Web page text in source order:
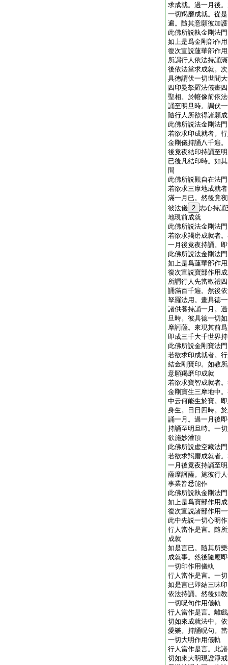
求成就。過一月後
一切羯磨成就。從
遍。隨其意願彼加
此佛所説執金剛法門
如上是爲金剛部作
復次宣説蓮華部作
所謂行人依法持誦
後依法當求成就。
具徳謂伏一切世間
四印曼拏羅法儀畫
聖相。於㡧像前依
誦至明旦時。調伏
隨行人所欲得諸願
此佛所説法金剛法門
若欲求印成就者。
金剛儀持誦八千遍
後竟夜結印持誦至
已後凡結印時。如
間
此佛所説觀自在法門
若欲求三摩地成就
滿一月已。然後竟
彼法儀 2 志心持誦
地現前成就
此佛所説法金剛法門
若欲求羯磨成就者
一月後竟夜持誦。
此佛所説法金剛法門
如上是爲蓮華部作
復次宣説寶部作用
所謂行人先當敬禮
誦滿百千遍。然後
拏羅法用。畫具徳
諸供養持誦一月。
旦時。彼具徳一切
摩訶薩。來現其前
即成三千大千世界
此佛所説金剛寶法門
若欲求印成就者。
結金剛寶印。如教
意願羯磨印成就
若欲求寶智成就者
金剛寶生三摩地中
中云何能生於寶。
身生。日日四時。
誦一月。過一月後
持誦至明旦時。一
欲施妙灌頂
此佛所説虚空藏法門
若欲求羯磨成就者
一月後竟夜持誦至
薩摩訶薩。施彼行
事業皆悉能作
此佛所説執金剛法門
如上是爲寶部作用
復次宣説諸部作用
此中先説一切心明
行人當作是言。隨
成就
如是言已。隨其所
成就事。然後隨應
一切印作用儀軌
行人當作是言。一
如是言已即結三昧
依法持誦。然後如
一切呪句作用儀軌
行人當作是言。離
切如來成就法中。
愛樂。持誦呪句。
一切大明作用儀軌
行人當作是言。此
切如來大明現證淨